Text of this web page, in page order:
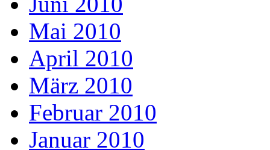
Mai 2010
April 2010
März 2010
Februar 2010
Januar 2010